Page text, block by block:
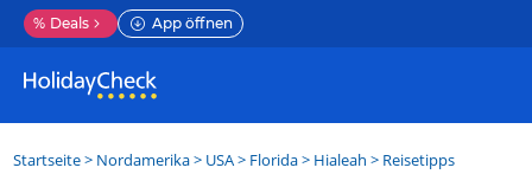
% Deals App öffnen
Startseite> Nordamerika> USA> Florida> Hialeah > Reisetipps